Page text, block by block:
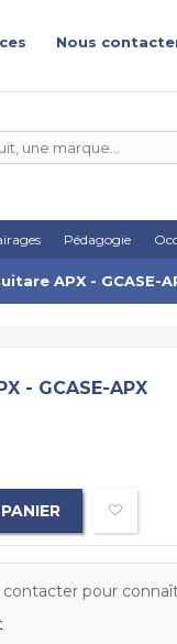
Nous
Pédagogie
APX - GCASE-
- GCASE-APX
contacter pour